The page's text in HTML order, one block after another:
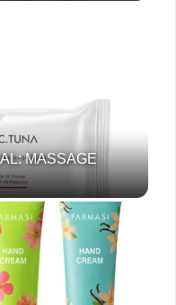
MASSAGE